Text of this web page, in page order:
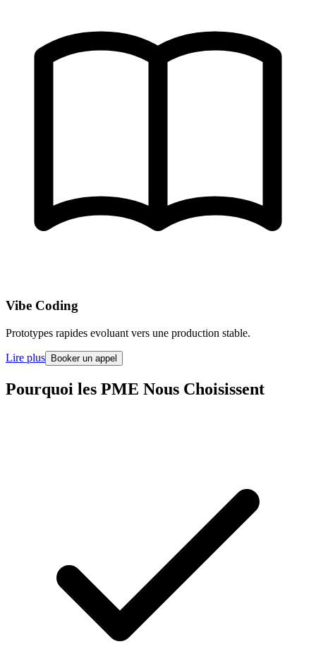
Vibe Coding
Prototypes rapides evoluant vers une production stable.
Lire plus Booker un appel
Pourquoi les PME Nous Choisissent